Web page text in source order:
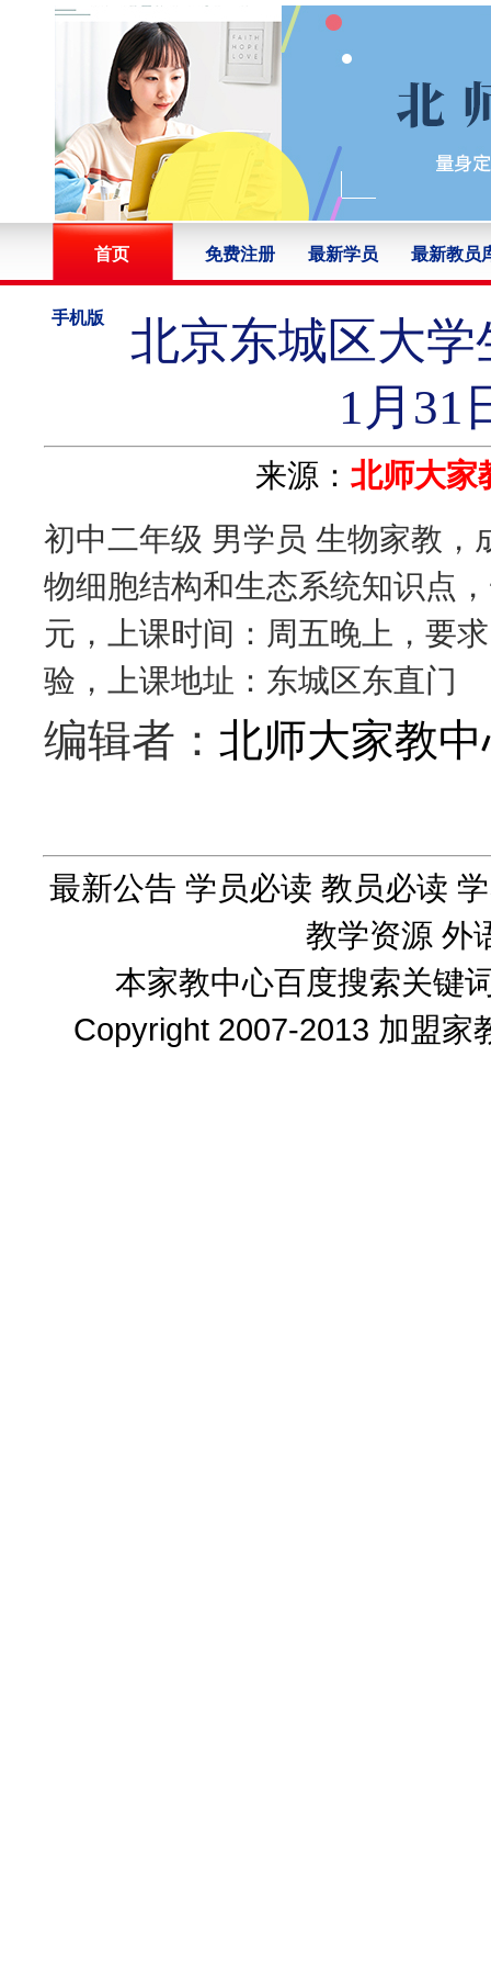
首页 免费注册 最新学员 最新教员
手机版
北京东城区大学
1月31
来源：北师大家
初中二年级 男学员 生物家教
物细胞结构和生态系统知识点
元，上课时间：周五晚上，要
验，上课地址：东城区东直门
编辑者： 北师大家教
最新公告 学员必读 教员必读
教学资源 外
本家教中心百度搜索关键
Copyright 2007-2013 加盟家